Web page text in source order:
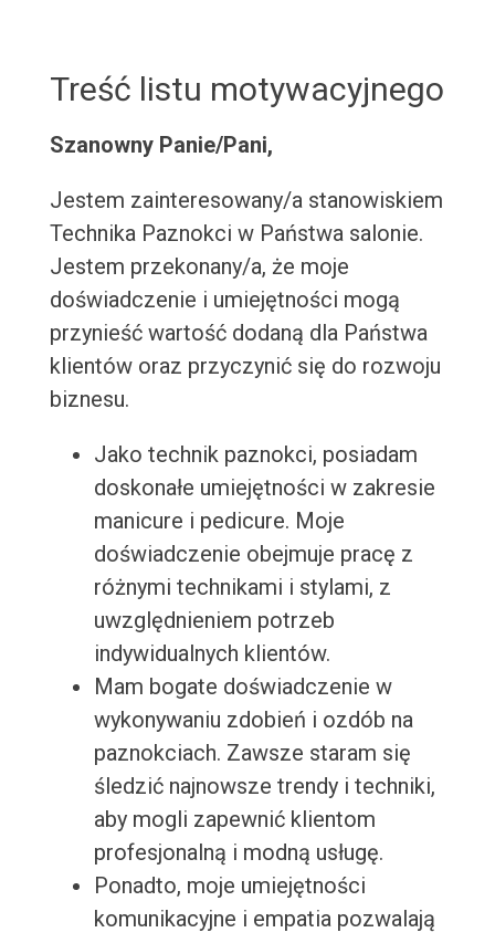
Treść listu motywacyjnego
Szanowny Panie/Pani,
Jestem zainteresowany/a stanowiskiem
Technika Paznokci w Państwa salonie.
Jestem przekonany/a, że moje
doświadczenie i umiejętności mogą
przynieść wartość dodaną dla Państwa
klientów oraz przyczynić się do rozwoju
biznesu.
Jako technik paznokci, posiadam
doskonałe umiejętności w zakresie
manicure i pedicure. Moje
doświadczenie obejmuje pracę z
różnymi technikami i stylami, z
uwzględnieniem potrzeb
indywidualnych klientów.
Mam bogate doświadczenie w
wykonywaniu zdobień i ozdób na
paznokciach. Zawsze staram się
śledzić najnowsze trendy i techniki,
aby mogli zapewnić klientom
profesjonalną i modną usługę.
Ponadto, moje umiejętności
komunikacyjne i empatia pozwalają